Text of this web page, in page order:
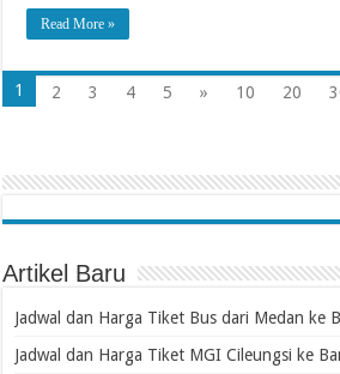
Read More »
1 2 3 4 5 » 10 20
Artikel Baru
Jadwal dan Harga Tiket Bus dari Medan ke
Jadwal dan Harga Tiket MGI Cileungsi ke